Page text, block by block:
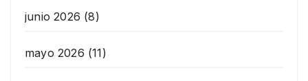
junio 2026 (8)
mayo 2026 (11)